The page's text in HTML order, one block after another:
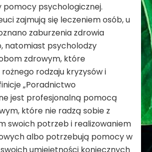
psychologicznej.
zajmują się leczeniem osób, u
zaburzenia zdrowia
natomiast psycholodzy
zdrowym, które
rodzaju kryzysów i
„Poradnictwo
jest profesjonalną pomocą
które nie radzą sobie z
swoich potrzeb i realizowaniem
albo potrzebują pomocy w
umiejętności koniecznych